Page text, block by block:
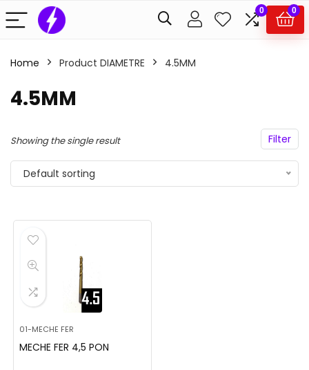
0 0
Home Product DIAMETRE 4.5MM
4.5MM
Filter
Showing the single result
Default sorting
01-MECHE FER
MECHE FER 4,5 PON